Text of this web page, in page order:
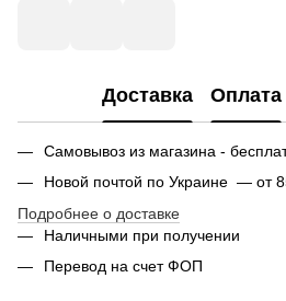
Доставка Оплата
Самовывоз из магазина -
Новой почтой по Украине — от
Подробнее о доставке
Наличными при получении
Перевод на счет ФОП